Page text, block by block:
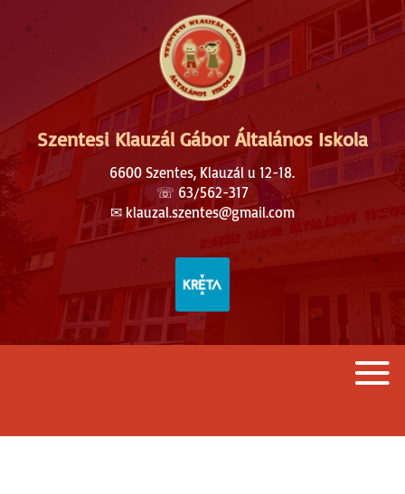
Szentesi Klauzál Gábor Általános Iskola
6600 Szentes, Klauzál u 12-18.
☏ 63/562-317
✉︎klauzal.szentes@gmail.com